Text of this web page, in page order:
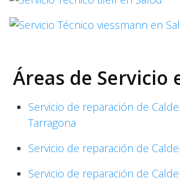
Áreas de Servicio
Servicio de reparación de
Tarragona
Servicio de reparación de
Servicio de reparación de